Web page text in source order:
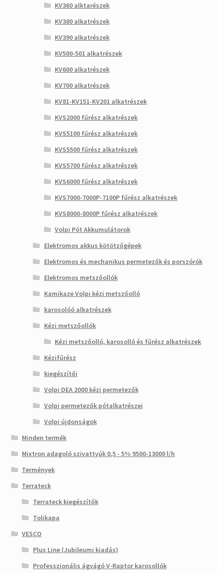
KV360 alktarészek
KV380 alkatrészek
KV390 alkatrészek
KV500-501 alkatrészek
KV600 alkatrészek
KV700 alkatrészek
KV81-KV151-KV201 alkatrészek
KVS2000 fűrész alkatrészek
KVS5100 fűrész alkatrészek
KVS5500 fűrész alkatrészek
KVS5700 fűrész alkatrészek
KVS6000 fűrész alkatrészek
KVS7000-7000P-7100P fűrész alkatrészek
KVS8000-8000P fűrész alkatrészek
Volpi Pót Akkumulátorok
Elektromos akkus kötötzőgépek
Elektromos és mechanikus permetezők és porszórók
Elektromos metszőollók
Kamikaze Volpi kézi metszőolló
karosolóó alkatrészek
Kézi metszőollók
Kézi metszőolló, karosolló és fűrész alkatrészek
Kézifűrész
kiegészítői
Volpi DEA 2000 kézi permetezők
Volpi permetezők pótalkatrészei
Volpi újdonságok
Minden termék
Mixtron adagoló szivattyúk 0,5 - 5% 9500-13000 l/h
Termények
Terrateck
Terrateck kiegészítők
Tolikapa
VESCO
Plus Line (Jubileumi kiadás)
Professzionális ágvágó V-Raptor karosollók